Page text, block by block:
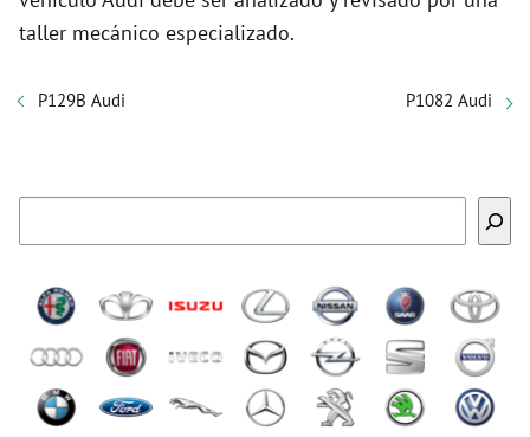
taller mecánico especializado.
P129B Audi P1082 Audi